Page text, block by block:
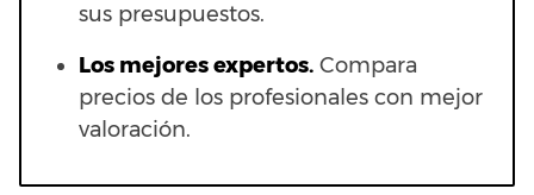
sus presupuestos.
Los mejores expertos. Compara
precios de los profesionales con mejor
valoración.